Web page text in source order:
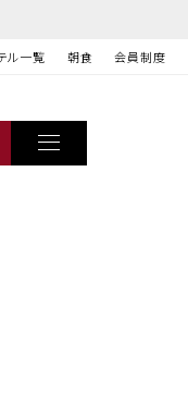
ル一覧 朝食 会員制度